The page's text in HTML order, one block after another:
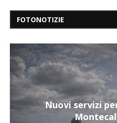
FOTONOTIZIE
Nuovi servizi